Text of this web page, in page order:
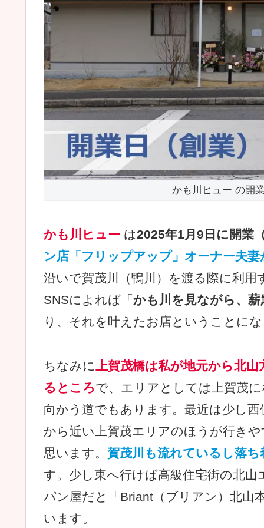
かも川ヒュー の開
かも川ヒュー は2025年1月9日に開業
ン店「フリップアップ」オーナー夫
沿いで賀茂川（鴨川）を渡る際に利
SNSによれば「 かも川を見ながら、
り、それを叶えたお店ということに
ちなみに上賀茂橋は私が地元から北
るところで、エリアとしては上賀茂
向かう道でもあります。最近は少し
から近い上賀茂エリアのほうが行き
思います。賀茂川も流れているし落
す。少し東へ行けば高級住宅街の北
パン屋だと「Briant（ブリアン）北山
います。